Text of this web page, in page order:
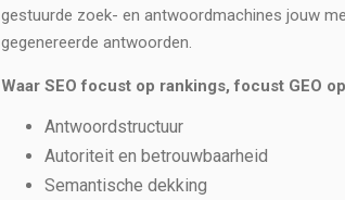
gestuurde zoek- en antwoordmachines jouw
gegenereerde antwoorden.
Waar SEO focust op rankings, focust GEO
Antwoordstructuur
Autoriteit en betrouwbaarheid
Semantische dekking